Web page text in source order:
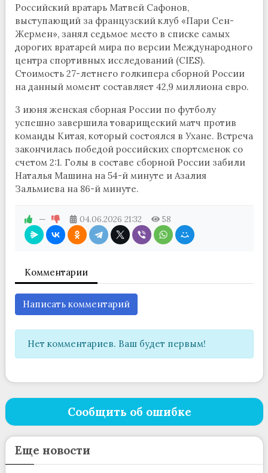
Российский вратарь Матвей Сафонов,
выступающий за французский клуб «Пари Сен-
Жермен», занял седьмое место в списке самых
дорогих вратарей мира по версии Международного
центра спортивных исследований (CIES).
Стоимость 27-летнего голкипера сборной России
на данный момент составляет 42,9 миллиона евро.
3 июня женская сборная России по футболу
успешно завершила товарищеский матч против
команды Китая, который состоялся в Ухане. Встреча
закончилась победой российских спортсменок со
счетом 2:1. Голы в составе сборной России забили
Наталья Машина на 54-й минуте и Азалия
Зальмиева на 86-й минуте.
— 04.06.2026 21:32 58
Комментарии
Написать комментарий
Нет комментариев. Ваш будет первым!
Сообщить об ошибке
Еще новости